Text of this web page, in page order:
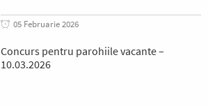
05 Februarie 2026
Concurs pentru parohiile vacante –
10.03.2026